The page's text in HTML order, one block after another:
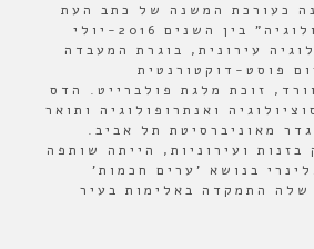
כעורכת המשנה של כתב העת
והפודקסט "אורבנולוגיה" בין השנים 2016-יולי
עירונית, בוגרת המעבדה
פוסט-דוקטורנטית
זוכת מלגת פולברייט. הדס
ואנתרופולוגיה ותואר
מאוניברסיטת תל אביב.
ועירוניות, הייתה שותפה
בנושא 'ערים חכמות'
שלה התמקדה באלימות בעיר